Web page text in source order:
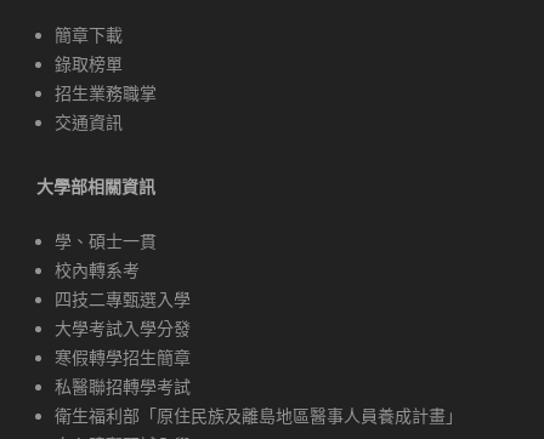
簡章下載
錄取榜單
招生業務職掌
交通資訊
大學部相關資訊
學、碩士一貫
校內轉系考
四技二專甄選入學
大學考試入學分發
寒假轉學招生簡章
私醫聯招轉學考試
衛生福利部「原住民族及離島地區醫事人員養成計畫」